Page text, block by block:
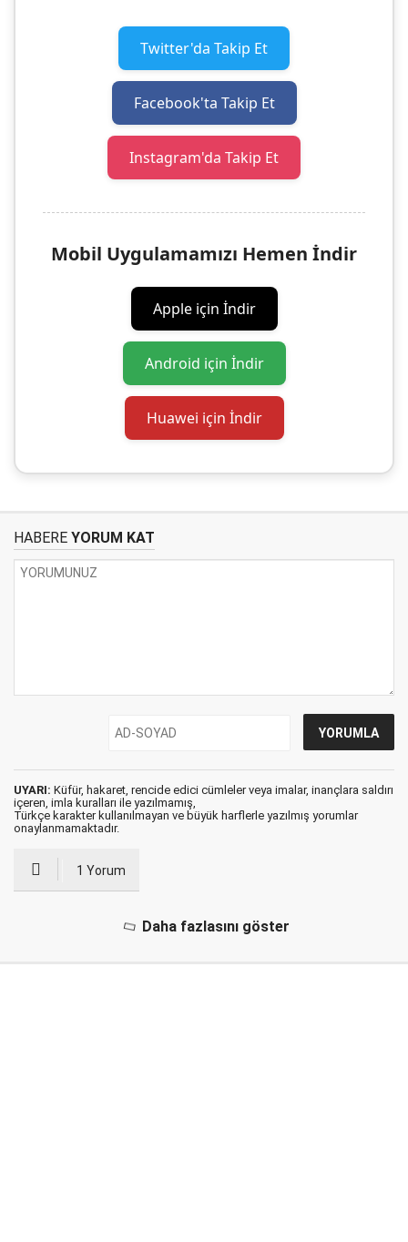
Twitter'da Takip Et
Facebook'ta Takip Et
Instagram'da Takip Et
Mobil Uygulamamızı Hemen İndir
Apple için İndir
Android için İndir
Huawei için İndir
HABERE YORUM KAT
UYARI: Küfür, hakaret, rencide edici cümleler veya imalar, inançlara saldırı
içeren, imla kuralları ile yazılmamış,
Türkçe karakter kullanılmayan ve büyük harflerle yazılmış yorumlar
onaylanmamaktadır.
1 Yorum
Daha fazlasını göster